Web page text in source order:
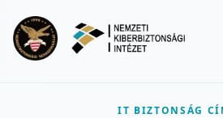
IT BIZTONSÁG